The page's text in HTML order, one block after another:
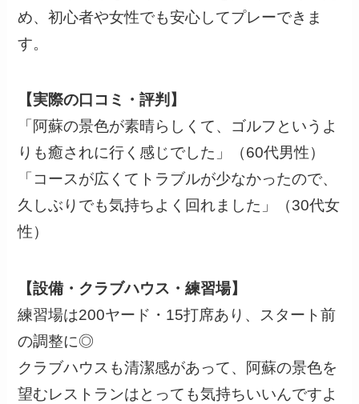
め、初心者や女性でも安心してプレーできま
す。
【実際の口コミ・評判】
「阿蘇の景色が素晴らしくて、ゴルフというよ
りも癒されに行く感じでした」（60代男性）
「コースが広くてトラブルが少なかったので、
久しぶりでも気持ちよく回れました」（30代女
性）
【設備・クラブハウス・練習場】
練習場は200ヤード・15打席あり、スタート前
の調整に◎
クラブハウスも清潔感があって、阿蘇の景色を
望むレストランはとっても気持ちいいんですよ